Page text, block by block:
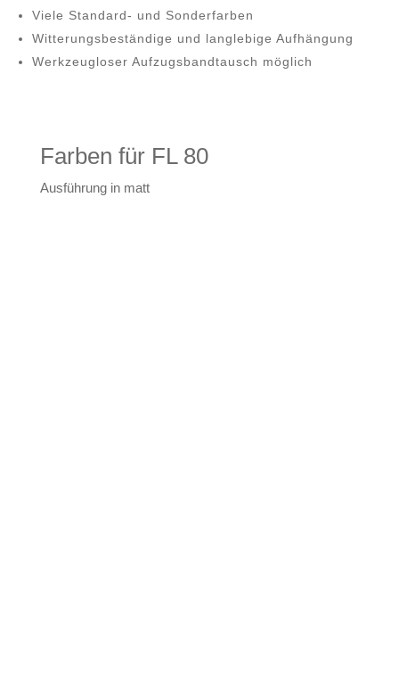
Viele Standard- und Sonder­farben
Witterungs­beständige und langlebige Aufhängung
Werkzeug­loser Aufzugs­band­tausch möglich
Farben für FL 80
Ausführung in matt